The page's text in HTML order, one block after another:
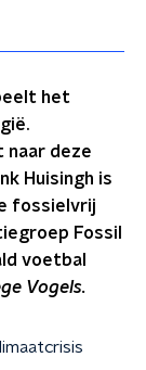
het
naar deze
Huisingh is
fossielvrij
Fossil
voetbal
Vogels.